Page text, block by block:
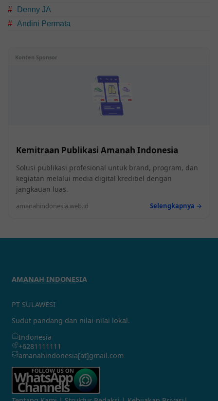
Denny JA
Andini Permata
Konten Sponsor
Kemitraan Publikasi Amanah Indonesia
Solusi publikasi profesional untuk brand, program, dan
kegiatan melalui media digital kredibel dengan
jangkauan luas.
amanahindonesia.web.id Selengkapnya →
AMANAH INDONESIA
PT SULAWESI
Sudut pandang dan nilai-nilai lokal.
Indonesia
+6281111111
amanahindonesia[at]gmail.com